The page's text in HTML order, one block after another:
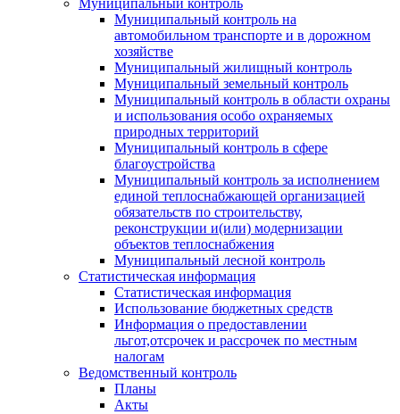
Муниципальный контроль
Муниципальный контроль на
автомобильном транспорте и в дорожном
хозяйстве
Муниципальный жилищный контроль
Муниципальный земельный контроль
Муниципальный контроль в области охраны
и использования особо охраняемых
природных территорий
Муниципальный контроль в сфере
благоустройства
Муниципальный контроль за исполнением
единой теплоснабжающей организацией
обязательств по строительству,
реконструкции и(или) модернизации
объектов теплоснабжения
Муниципальный лесной контроль
Статистическая информация
Статистическая информация
Использование бюджетных средств
Информация о предоставлении
льгот,отсрочек и рассрочек по местным
налогам
Ведомственный контроль
Планы
Акты